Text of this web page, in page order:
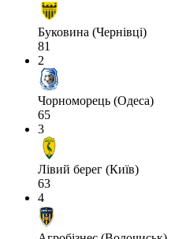
Буковина (Чернівці)
81
2
Чорноморець (Одеса)
65
3
Лівий берег (Київ)
63
4